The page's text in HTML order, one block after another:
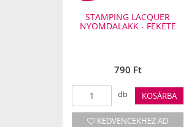
STAMPING LACQUER
NYOMDALAKK - FEKETE
790 Ft
db KOSÁRBA
KEDVENCEKHEZ AD